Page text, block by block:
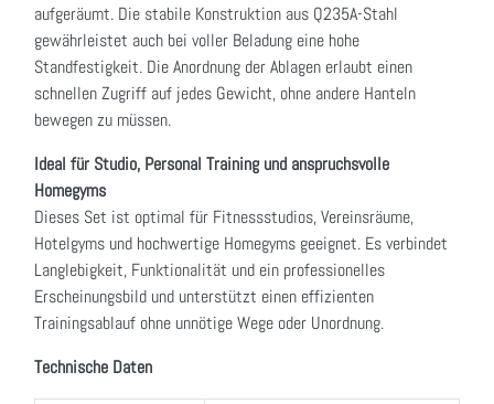
aufgeräumt. Die stabile Konstruktion aus Q235A-Stahl
gewährleistet auch bei voller Beladung eine hohe
Standfestigkeit. Die Anordnung der Ablagen erlaubt einen
schnellen Zugriff auf jedes Gewicht, ohne andere Hanteln
bewegen zu müssen.
Ideal für Studio, Personal Training und anspruchsvolle
Homegyms
Dieses Set ist optimal für Fitnessstudios, Vereinsräume,
Hotelgyms und hochwertige Homegyms geeignet. Es verbindet
Langlebigkeit, Funktionalität und ein professionelles
Erscheinungsbild und unterstützt einen effizienten
Trainingsablauf ohne unnötige Wege oder Unordnung.
Technische Daten